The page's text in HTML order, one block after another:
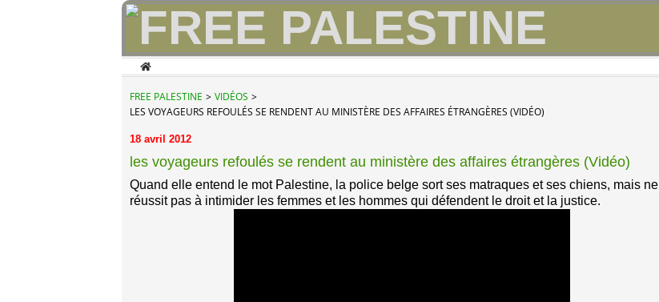
Home
FREE PALESTINE > VIDÉOS >
LES VOYAGEURS REFOULÉS SE RENDENT AU MINISTÈRE DES AFFAIRES ÉTRANGÈRES (VIDÉO)
18 avril 2012
les voyageurs refoulés se rendent au ministère des affaires étrangères (Vidéo)
Quand elle entend le mot Palestine, la police belge sort ses matraques et ses chiens, mais ne
réussit pas à intimider les femmes et les hommes qui défendent le droit et la justice.